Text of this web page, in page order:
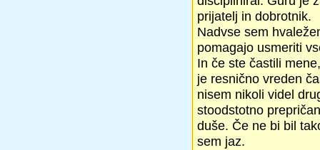
prijatelj in dobrotnik.
Nadvse sem
pomagajo usmeriti
In če ste častili
je resnično vreden
nisem nikoli videl
stoodstotno
duše. Če ne bi bil
sem jaz.